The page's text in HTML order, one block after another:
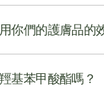
你們的護膚品的
基苯甲酸酯嗎？